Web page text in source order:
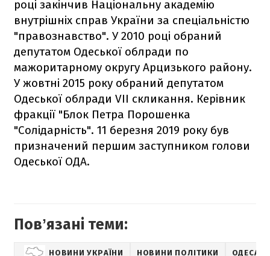
році закінчив Національну академію
внутрішніх справ України за спеціальністю
"правознавство". У 2010 році обраний
депутатом Одеської облради по
мажоритарному округу Арцизького району.
У жовтні 2015 року обраний депутатом
Одеської облради VII скликання. Керівник
фракції "Блок Петра Порошенка
"Солідарність". 11 березня 2019 року був
призначений першим заступником голови
Одеської ОДА.
Повʼязані теми:
НОВИНИ УКРАЇНИ НОВИНИ ПОЛІТИКИ ОДЕСА